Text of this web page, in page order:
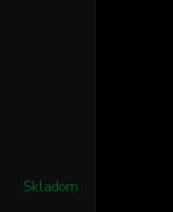
Skladom